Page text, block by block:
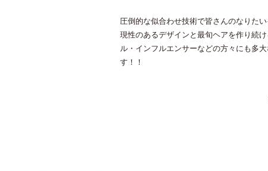
圧倒的な似合わせ技術で皆さんのなりた
現性のあるデザインと最旬ヘアを作り続
ル・インフルエンサーなどの方々にも多
す！！